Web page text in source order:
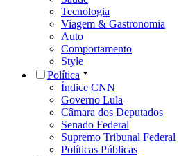
Tecnologia
Viagem & Gastronomia
Auto
Comportamento
Style
Política
Índice CNN
Governo Lula
Câmara dos Deputados
Senado Federal
Supremo Tribunal Federal
Políticas Públicas